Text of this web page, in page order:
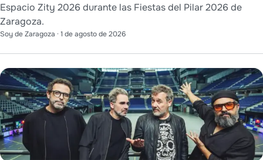
Espacio Zity 2026 durante las Fiestas del Pilar 2026 de
Zaragoza.
Soy de Zaragoza · 1 de agosto de 2026